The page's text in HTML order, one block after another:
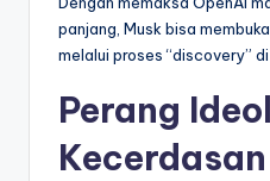
panjang, Musk bisa
melalui proses “discovery”
Perang